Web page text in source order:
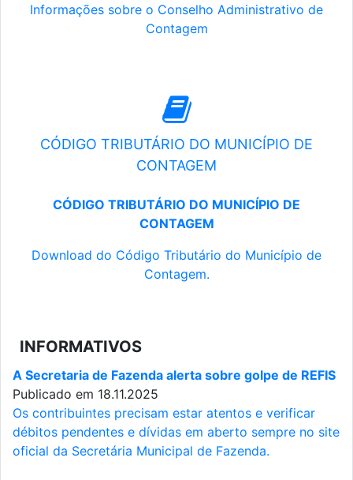
Informações sobre o Conselho Administrativo de
Contagem
CÓDIGO TRIBUTÁRIO DO MUNICÍPIO DE
CONTAGEM
CÓDIGO TRIBUTÁRIO DO MUNICÍPIO DE
CONTAGEM
Download do Código Tributário do Município de
Contagem.
INFORMATIVOS
A Secretaria de Fazenda alerta sobre golpe de REFIS
Publicado em 18.11.2025
Os contribuintes precisam estar atentos e verificar
débitos pendentes e dívidas em aberto sempre no site
oficial da Secretária Municipal de Fazenda.